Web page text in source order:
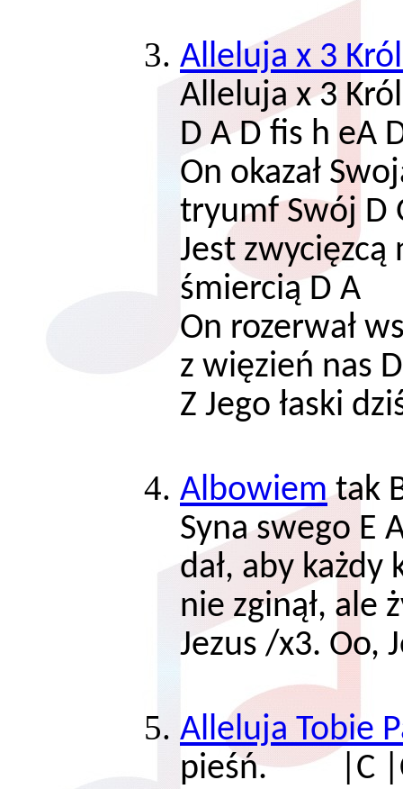
Alleluja x 3
Alleluja x 3
D A D fis h eA
On okazał
tryumf Swój D
Jest
śmiercią D A
On rozerwał
z więzień nas
Z Jego łaski
Albowiemtak
Syna swego E
dał, aby
nie zginął, ale
Jezus /x3. Oo,
Alleluja Tobie
pieśń. |C